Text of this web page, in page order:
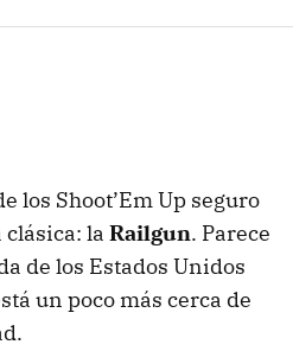
los Shoot’Em Up seguro
la Railgun. Parece
de los Estados Unidos
un poco más cerca de